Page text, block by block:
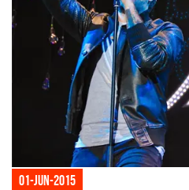
01-jun-2015